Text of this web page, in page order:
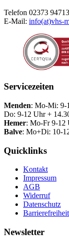
Telefon 02373
E-Mail: info(at)vhs-
Servicezeiten
Menden: Mo-Mi: 9-
Do: 9-12 Uhr +
Hemer: Mo-Fr 9-12
Balve: Mo+Di: 10-
Quicklinks
Kontakt
Impressum
AGB
Widerruf
Datenschutz
Barrierefreiheit
Newsletter